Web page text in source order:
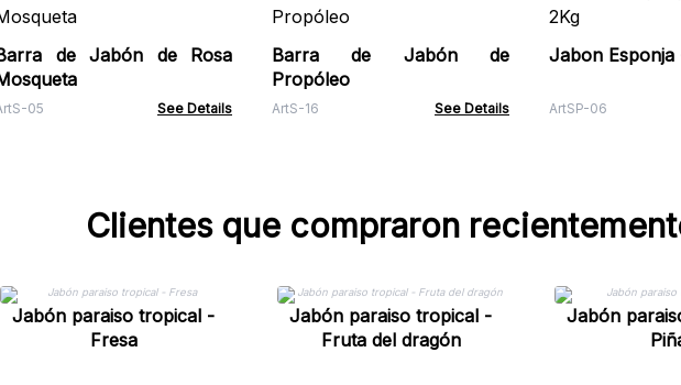
de Jabón de Rosa
05 See Details
Barra de Jabón de
Propóleo
ArtS-16 See Details ArtSP-06
Clientes que compraron
Jabón paraiso tropical -
Fresa
Jabón paraiso tropical -
Fruta del dragón
Jabón